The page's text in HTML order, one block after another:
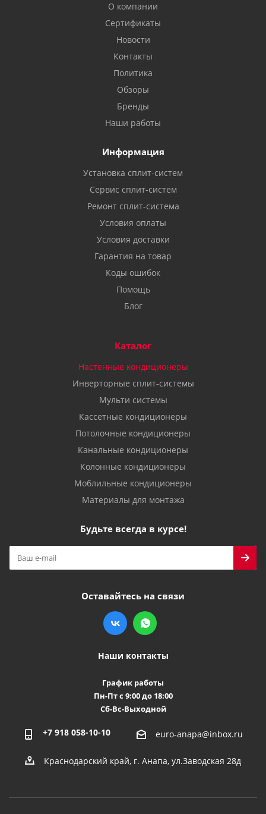
О компании
Сертификаты
Новости
Контакты
Политика
Обзоры
Бренды
Наши работы
Информация
Установка сплит-систем
Сервис сплит-систем
Ремонт сплит-система
Условия оплаты
Условия доставки
Гарантия на товар
Коды ошибок
Помощь
Блог
Каталог
Настенные кондиционеры
Инверторные сплит-системы
Мульти системы
Кассетные кондиционеры
Потолочные кондиционеры
Канальные кондиционеры
Колонные кондиционеры
Моблильные кондиционеры
Материалы для монтажа
Будьте всегда в курсе!
Оставайтесь на связи
Наши контакты
График работы
Пн-Пт с 9:00 до 18:00
Сб-Вс-Выходной
+7 918 058-10-10 euro-anapa@inbox.ru
Краснодарский край, г. Анапа, ул.Заводская 28д